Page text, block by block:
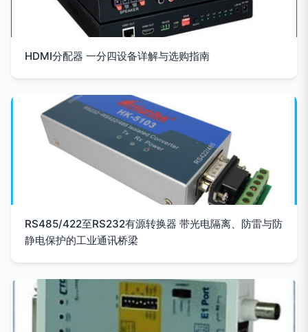
HDMI分配器 一分四设备详解与选购指南
RS485/422至RS232有源转换器 带光电隔离、防雷与防
静电保护的工业通讯桥梁